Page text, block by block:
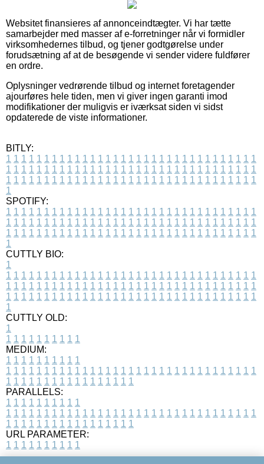
Websitet finansieres af annonceindtægter. Vi har tætte
samarbejder med masser af e-forretninger når vi formidler
virksomhedernes tilbud, og tjener godtgørelse under
forudsætning af at de besøgende vi sender videre fuldfører
en ordre.
Oplysninger vedrørende tilbud og internet foretagender
ajourføres hele tiden, men vi giver ingen garanti imod
modifikationer der muligvis er iværksat siden vi sidst
opdaterede de viste informationer.
BITLY:
1 1 1 1 1 1 1 1 1 1 1 1 1 1 1 1 1 1 1 1 1 1 1 1 1 1 1 1 1 1 1 1 1
1 1 1 1 1 1 1 1 1 1 1 1 1 1 1 1 1 1 1 1 1 1 1 1 1 1 1 1 1 1 1 1 1
1 1 1 1 1 1 1 1 1 1 1 1 1 1 1 1 1 1 1 1 1 1 1 1 1 1 1 1 1 1 1 1 1
1
SPOTIFY:
1 1 1 1 1 1 1 1 1 1 1 1 1 1 1 1 1 1 1 1 1 1 1 1 1 1 1 1 1 1 1 1 1
1 1 1 1 1 1 1 1 1 1 1 1 1 1 1 1 1 1 1 1 1 1 1 1 1 1 1 1 1 1 1 1 1
1 1 1 1 1 1 1 1 1 1 1 1 1 1 1 1 1 1 1 1 1 1 1 1 1 1 1 1 1 1 1 1 1
1
CUTTLY BIO:
1
1 1 1 1 1 1 1 1 1 1 1 1 1 1 1 1 1 1 1 1 1 1 1 1 1 1 1 1 1 1 1 1 1
1 1 1 1 1 1 1 1 1 1 1 1 1 1 1 1 1 1 1 1 1 1 1 1 1 1 1 1 1 1 1 1 1
1 1 1 1 1 1 1 1 1 1 1 1 1 1 1 1 1 1 1 1 1 1 1 1 1 1 1 1 1 1 1 1 1
1
CUTTLY OLD:
1
1 1 1 1 1 1 1 1 1 1
MEDIUM:
1 1 1 1 1 1 1 1 1 1
1 1 1 1 1 1 1 1 1 1 1 1 1 1 1 1 1 1 1 1 1 1 1 1 1 1 1 1 1 1 1 1 1
1 1 1 1 1 1 1 1 1 1 1 1 1 1 1 1 1
PARALLELS:
1 1 1 1 1 1 1 1 1 1
1 1 1 1 1 1 1 1 1 1 1 1 1 1 1 1 1 1 1 1 1 1 1 1 1 1 1 1 1 1 1 1 1
1 1 1 1 1 1 1 1 1 1 1 1 1 1 1 1 1
URL PARAMETER:
1 1 1 1 1 1 1 1 1 1